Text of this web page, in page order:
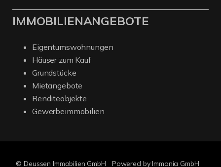
IMMOBILIENANGEBOTE
Eigentumswohnungen
Häuser zum Kauf
Grundstücke
Mietangebote
Renditeobjekte
Gewerbeimmobilien
© Deussen Immobilien GmbH Powered by Immonia GmbH